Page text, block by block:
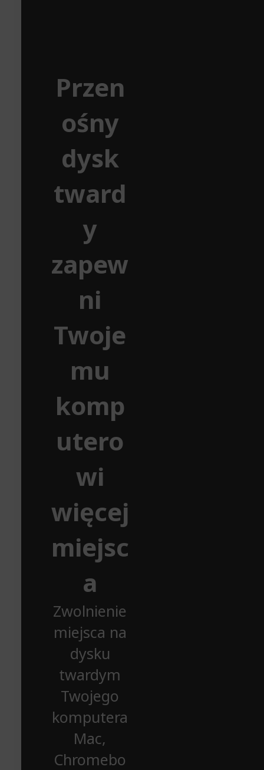
Przen
ośny
dysk
tward
y
zapew
ni
Twoje
mu
komp
utero
wi
więcej
miejsc
a
Zwolnienie
miejsca na
dysku
twardym
Twojego
komputera
Mac,
Chromebo